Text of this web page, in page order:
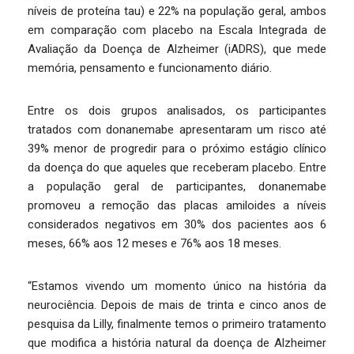
níveis de proteína tau) e 22% na população geral, ambos
em comparação com placebo na Escala Integrada de
Avaliação da Doença de Alzheimer (iADRS), que mede
memória, pensamento e funcionamento diário.
Entre os dois grupos analisados, os participantes
tratados com donanemabe apresentaram um risco até
39% menor de progredir para o próximo estágio clínico
da doença do que aqueles que receberam placebo. Entre
a população geral de participantes, donanemabe
promoveu a remoção das placas amiloides a níveis
considerados negativos em 30% dos pacientes aos 6
meses, 66% aos 12 meses e 76% aos 18 meses.
“Estamos vivendo um momento único na história da
neurociência. Depois de mais de trinta e cinco anos de
pesquisa da Lilly, finalmente temos o primeiro tratamento
que modifica a história natural da doença de Alzheimer